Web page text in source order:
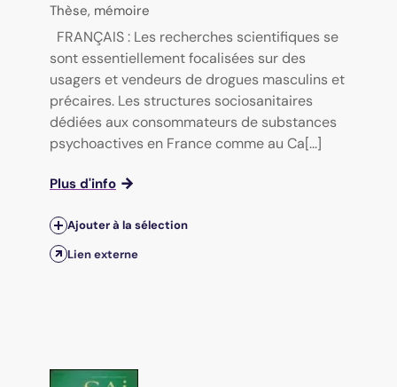
Thèse, mémoire
FRANÇAIS : Les recherches scientifiques se
sont essentiellement focalisées sur des
usagers et vendeurs de drogues masculins et
précaires. Les structures sociosanitaires
dédiées aux consommateurs de substances
psychoactives en France comme au Ca[...]
Plus d'info
Ajouter à la sélection
Lien externe